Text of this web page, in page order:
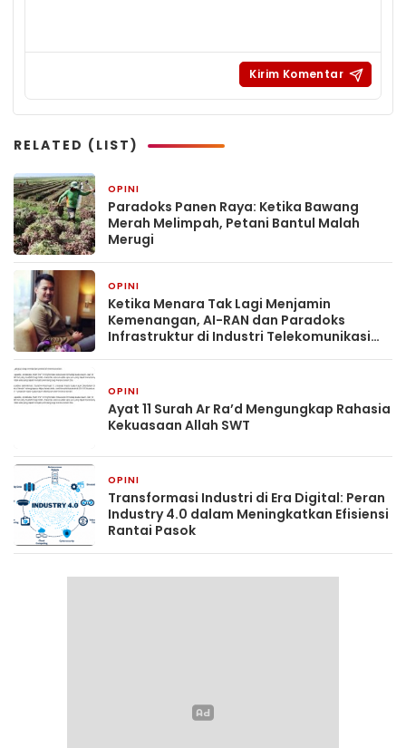
RELATED (LIST)
OPINI
Paradoks Panen Raya: Ketika Bawang
Merah Melimpah, Petani Bantul Malah
Merugi
OPINI
Ketika Menara Tak Lagi Menjamin
Kemenangan, AI-RAN dan Paradoks
Infrastruktur di Industri Telekomunikasi
OPINI
Ayat 11 Surah Ar Ra’d Mengungkap Rahasia
Kekuasaan Allah SWT
OPINI
Transformasi Industri di Era Digital: Peran
Industry 4.0 dalam Meningkatkan Efisiensi
Rantai Pasok